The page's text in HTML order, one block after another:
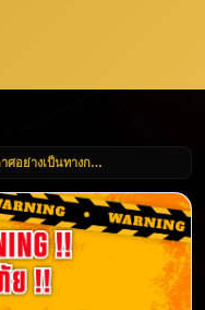
ประกาศอย่างเป็นทางการ: 24buym เตือนภัยเว็บพนันแอบอ้างชื่อและโลโก้ร้าน